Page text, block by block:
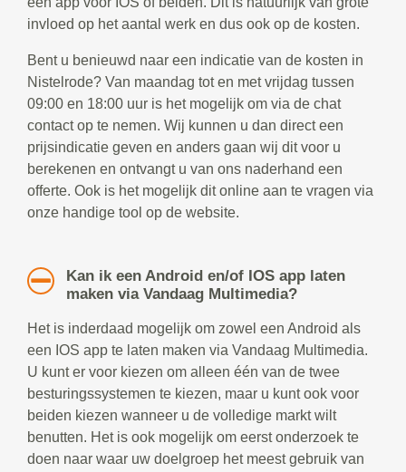
invloed op het aantal werk en dus ook op de kosten.
Bent u benieuwd naar een indicatie van de kosten in
Nistelrode? Van maandag tot en met vrijdag tussen
09:00 en 18:00 uur is het mogelijk om via de chat
contact op te nemen. Wij kunnen u dan direct een
prijsindicatie geven en anders gaan wij dit voor u
berekenen en ontvangt u van ons naderhand een
offerte. Ook is het mogelijk dit online aan te vragen via
onze handige tool op de website.
Kan ik een Android en/of IOS app laten
maken via Vandaag Multimedia?
Het is inderdaad mogelijk om zowel een Android als
een IOS app te laten maken via Vandaag Multimedia.
U kunt er voor kiezen om alleen één van de twee
besturingssystemen te kiezen, maar u kunt ook voor
beiden kiezen wanneer u de volledige markt wilt
benutten. Het is ook mogelijk om eerst onderzoek te
doen naar waar uw doelgroep het meest gebruik van